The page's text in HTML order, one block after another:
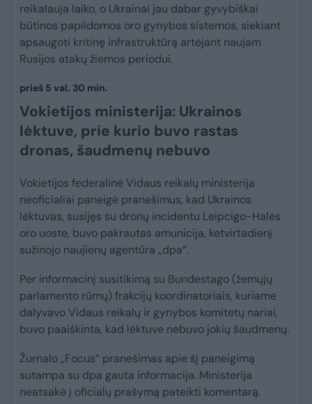
reikalauja laiko, o Ukrainai jau dabar gyvybiškai
būtinos papildomos oro gynybos sistemos, siekiant
apsaugoti kritinę infrastruktūrą artėjant naujam
Rusijos atakų žiemos periodui.
prieš 5 val. 30 min.
Vokietijos ministerija: Ukrainos
lėktuve, prie kurio buvo rastas
dronas, šaudmenų nebuvo
Vokietijos federalinė Vidaus reikalų ministerija
neoficialiai paneigė pranešimus, kad Ukrainos
lėktuvas, susijęs su dronų incidentu Leipcigo-Halės
oro uoste, buvo pakrautas amunicija, ketvirtadienį
sužinojo naujienų agentūra „dpa“.
Per informacinį susitikimą su Bundestago (žemųjų
parlamento rūmų) frakcijų koordinatoriais, kuriame
dalyvavo Vidaus reikalų ir gynybos komitetų nariai,
buvo paaiškinta, kad lėktuve nebuvo jokių šaudmenų.
Žurnalo „Focus“ pranešimas apie šį paneigimą
sutampa su dpa gauta informacija. Ministerija
neatsakė į oficialų prašymą pateikti komentarą.